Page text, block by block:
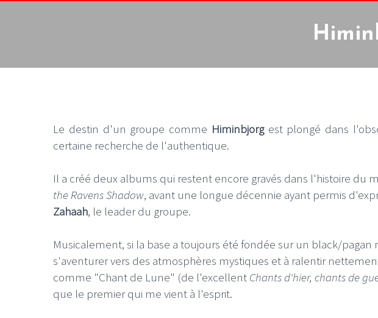
Le destin d'un groupe comme Himinbjorgest plongé dans
certaine recherche de l'authentique.
Il a créé deux albums qui restent encore gravés dans l'histoire du
the Ravens Shadow, avant une longue décennie ayant permis
Zahaah, le leader du groupe.
Musicalement, si la base a toujours été fondée sur un black/pagan
s'aventurer vers des atmosphères mystiques et à ralentir
comme "Chant de Lune" (de l'excellent Chants d'hier, chants de
que le premier qui me vient à l'esprit.